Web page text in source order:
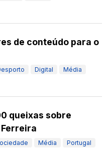
de conteúdo para o
Digital Média
queixas sobre
Média Portugal